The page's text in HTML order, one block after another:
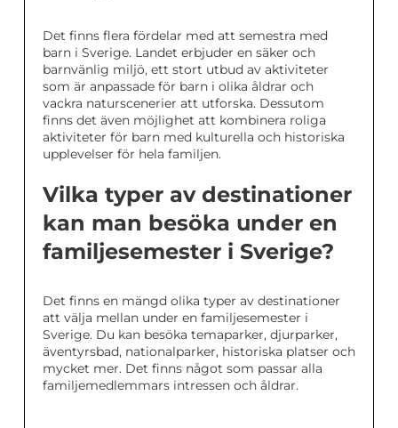
Det finns flera fördelar med att semestra med
barn i Sverige. Landet erbjuder en säker och
barnvänlig miljö, ett stort utbud av aktiviteter
som är anpassade för barn i olika åldrar och
vackra naturscenerier att utforska. Dessutom
finns det även möjlighet att kombinera roliga
aktiviteter för barn med kulturella och historiska
upplevelser för hela familjen.
Vilka typer av destinationer
kan man besöka under en
familjesemester i Sverige?
Det finns en mängd olika typer av destinationer
att välja mellan under en familjesemester i
Sverige. Du kan besöka temaparker, djurparker,
äventyrsbad, nationalparker, historiska platser och
mycket mer. Det finns något som passar alla
familjemedlemmars intressen och åldrar.